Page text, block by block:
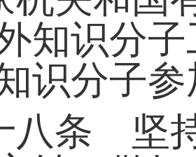
科研院
子，其
机关和国